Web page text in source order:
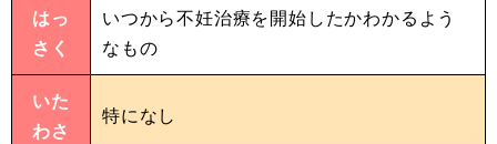
はっ
さく
いつから不妊治療を開始したかわかるよう
なもの
いた
わさ
特になし